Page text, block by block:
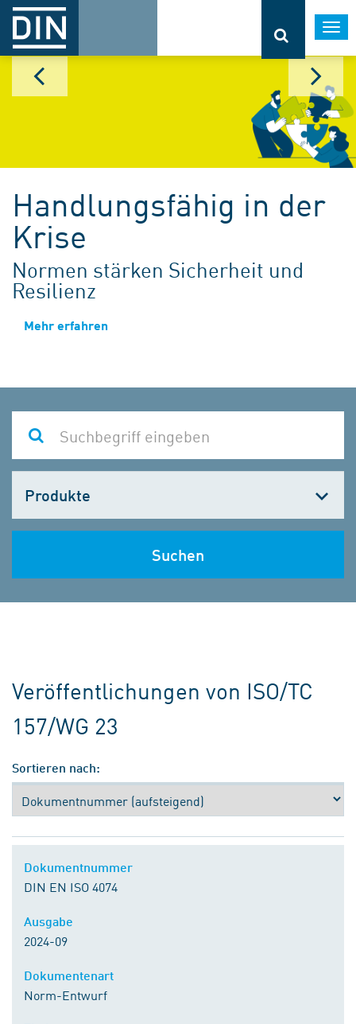
Handlungsfähig in der
Krise
Normen stärken Sicherheit und
Resilienz
Mehr erfahren
wählen
Suchen
Veröffentlichungen von ISO/TC
157/WG 23
Sortieren nach:
DIN EN ISO 4074
2024-09
Norm-Entwurf